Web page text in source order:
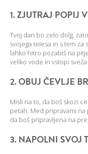
1. ZJUTRAJ POPIJ
Tvoj dan bo zelo dolg,
svojega telesa in s tem
lahko hitro pozabiš na
veliko vode in vstopi
2. OBUJ ČEVLJE
Misli na to, da boš skozi
petah. Med pripravami
da boš pripravljena na
3. NAPOLNI SVOJ